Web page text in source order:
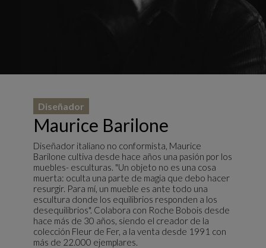
Maurice Barilone
Diseñador
Diseñador italiano no conformista, Maurice
Barilone cultiva desde hace años una pasión por los
muebles- esculturas. "Un objeto no es una cosa
muerta: oculta una parte de magia que debo hacer
resurgir. Para mí, un mueble es ante todo una
escultura donde los equilibrios responden a los
desequilibrios". Colabora con Roche Bobois desde
hace más de 30 años, siendo el creador de la
colección Fleur de Fer, a la venta desde 1991 con
más de 22.000 ejemplares.